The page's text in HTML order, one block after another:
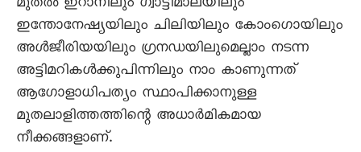
മുതൽ ഇറാനിലും ഗ്വാട്ടിമാലയിലും
ഇന്തോനേഷ്യയിലും ചിലിയിലും കോംഗൊയിലും
അൾജീരിയയിലും ഗ്രനഡയിലുമെല്ലാം നടന്ന
അട്ടിമറികൾക്കുപിന്നിലും നാം കാണുന്നത്
ആഗോളാധിപത്യം സ്ഥാപിക്കാനുള്ള
മുതലാളിത്തത്തിന്റെ അധാർമികമായ
നീക്കങ്ങളാണ്.